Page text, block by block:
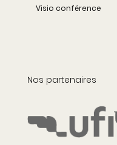
Visio conférence
Nos partenaires